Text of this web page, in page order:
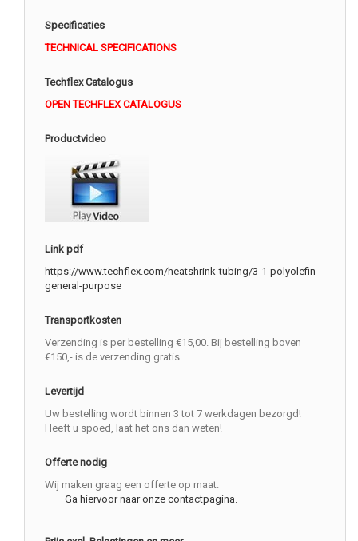
Specificaties
TECHNICAL SPECIFICATIONS
Techflex Catalogus
OPEN TECHFLEX CATALOGUS
Productvideo
Link pdf
https://www.techflex.com/heatshrink-tubing/3-1-polyolefin-
general-purpose
Transportkosten
Verzending is per bestelling €15,00. Bij bestelling boven
€150,- is de verzending gratis.
Levertijd
Uw bestelling wordt binnen 3 tot 7 werkdagen bezorgd!
Heeft u spoed, laat het ons dan weten!
Offerte nodig
Wij maken graag een offerte op maat.
Ga hiervoor naar onze contactpagina.